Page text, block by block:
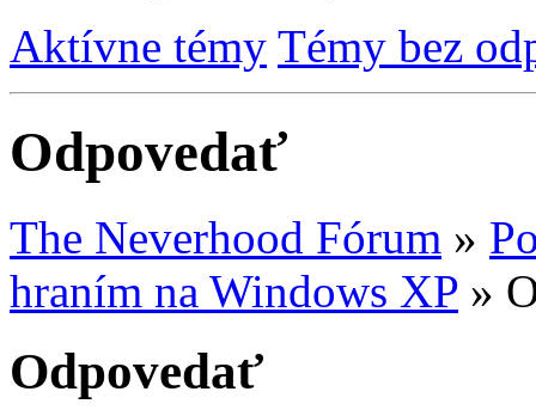
Aktívne témy Témy bez
Odpovedať
The Neverhood Fórum »
hraním na Windows XP »
Odpovedať